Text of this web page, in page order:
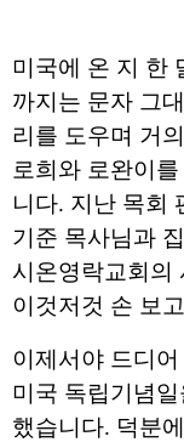
미국에 온 지 한
까지는 문자 그
리를 도우며 거
로희와 로완이
니다. 지난 목회
기준 목사님과
시온영락교회의
이것저것 손 보
이제서야 드디
미국 독립기념
했습니다. 덕분